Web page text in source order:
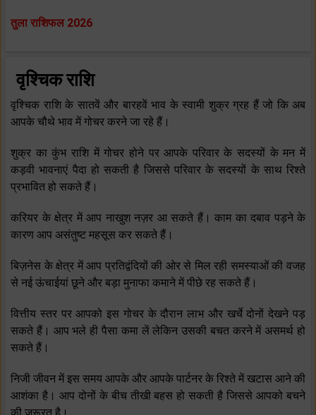
तुला राशिफल 2026
वृश्चिक राशि
वृश्चिक राशि के सातवें और बारहवें भाव के स्‍वामी शुक्र ग्रह हैं जो कि अब
आपके चौथे भाव में गोचर करने जा रहे हैं।
शुक्र का कुंभ राशि में गोचर होने पर आपके परिवार के सदस्‍यों के मन में
कड़वी भावनाएं पैदा हो सकती है जिससे परिवार के सदस्‍यों के साथ रिश्‍ते
प्रभावित हो सकते हैं।
करियर के क्षेत्र में आप नाखुश नज़र आ सकते हैं। काम का दबाव पड़ने के
कारण आप असंतुष्‍ट महसूस कर सकते हैं।
बिज़नेस के क्षेत्र में आप प्रतिद्वंदियों की ओर से मिल रही समस्‍याओं की वजह
से नई ऊंचाईयां छूने और बड़ा मुनाफा कमाने में पीछे रह सकते हैं।
वित्तीय स्‍तर पर आपको इस गोचर के दौरान लाभ और खर्चे दोनों देखने पड़
सकते हैं। आप भले ही पैसा कमा लें लेकिन उसकी बचत करने में असमर्थ हो
सकते हैं।
निजी जीवन में इस समय आपके और आपके पार्टनर के रिश्‍ते में खटास आने की
आशंका है। आप दोनों के बीच तीखी बहस हो सकती है जिससे आपको बचने